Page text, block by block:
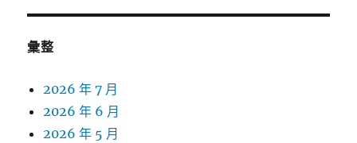
彙整
2026 年 7 月
2026 年 6 月
2026 年 5 月